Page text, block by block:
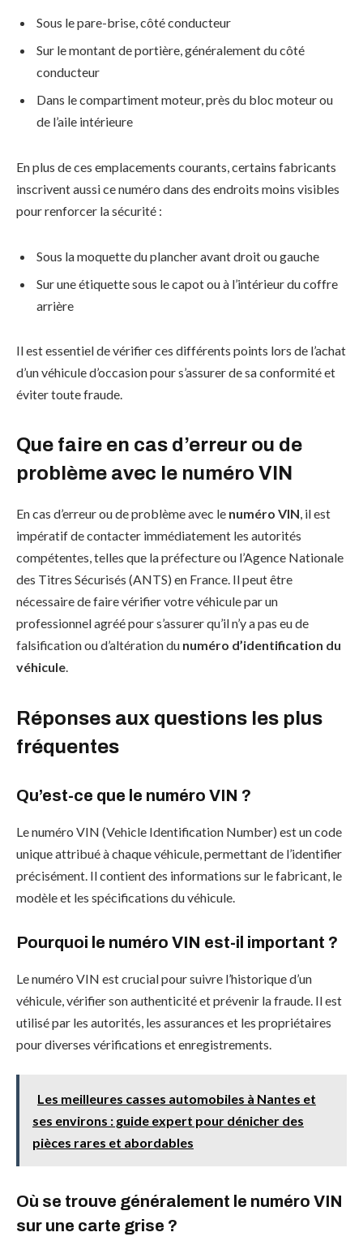
Sous le pare-brise, côté conducteur
Sur le montant de portière, généralement du côté
conducteur
Dans le compartiment moteur, près du bloc moteur ou
de l’aile intérieure
En plus de ces emplacements courants, certains fabricants
inscrivent aussi ce numéro dans des endroits moins visibles
pour renforcer la sécurité :
Sous la moquette du plancher avant droit ou gauche
Sur une étiquette sous le capot ou à l’intérieur du coffre
arrière
Il est essentiel de vérifier ces différents points lors de l’achat
d’un véhicule d’occasion pour s’assurer de sa conformité et
éviter toute fraude.
Que faire en cas d’erreur ou de
problème avec le numéro VIN
En cas d’erreur ou de problème avec le numéro VIN, il est
impératif de contacter immédiatement les autorités
compétentes, telles que la préfecture ou l’Agence Nationale
des Titres Sécurisés (ANTS) en France. Il peut être
nécessaire de faire vérifier votre véhicule par un
professionnel agréé pour s’assurer qu’il n’y a pas eu de
falsification ou d’altération du numéro d’identification du
véhicule.
Réponses aux questions les plus
fréquentes
Qu’est-ce que le numéro VIN ?
Le numéro VIN (Vehicle Identification Number) est un code
unique attribué à chaque véhicule, permettant de l’identifier
précisément. Il contient des informations sur le fabricant, le
modèle et les spécifications du véhicule.
Pourquoi le numéro VIN est-il important ?
Le numéro VIN est crucial pour suivre l’historique d’un
véhicule, vérifier son authenticité et prévenir la fraude. Il est
utilisé par les autorités, les assurances et les propriétaires
pour diverses vérifications et enregistrements.
Les meilleures casses automobiles à Nantes et
ses environs : guide expert pour dénicher des
pièces rares et abordables
Où se trouve généralement le numéro VIN
sur une carte grise ?